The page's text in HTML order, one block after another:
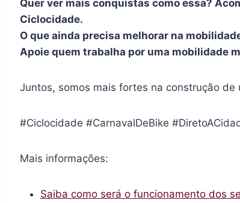
Quer ver mais conquistas como essa?
Ciclocidade.
O que ainda precisa melhorar na
Apoie quem trabalha por uma mobilidade
Juntos, somos mais fortes na construção de
#Ciclocidade #CarnavalDeBike
Mais informações:
Saiba como será o funcionamento dos